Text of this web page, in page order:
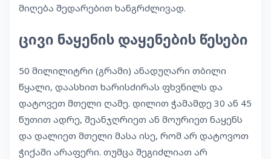
მიღება შედარებით ხანგრძლივად.
ცივი ნაყენის დაყენების წესები
50 მილილიტრი (გრამი) ანადუღარი თბილი
წყალი, დაასხით ხარისძირას ფხვნილს და
დატოვეთ მთელი ღამე. დილით ჭამამდე 30 ან 45
წუთით ადრე, შეანჯღრიეთ ან მოურიეთ ნაყენს
და დალიეთ მთელი მასა ისე, რომ არ დატოვოთ
ჭიქაში არაფერი. თუმცა შეგიძლიათ არ